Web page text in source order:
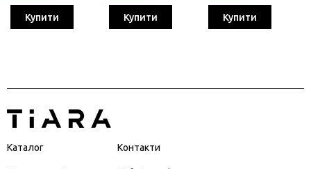
Купити Купити Купити
Каталог Контакти